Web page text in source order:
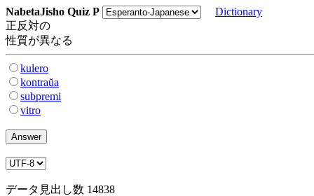
NabetaJisho Quiz P
Dictionary
正反対の
性質が異なる
kulero
kontraŭa
subpremi
vitro
データ見出し数 14838